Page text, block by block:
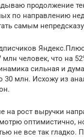
продолжение
по направлению
самым
млн человек, что на
сильная и
30 млн. Исхожу из
на рост выручки
оптимистично,
не все так гладко.